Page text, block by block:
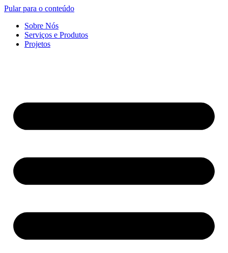
Pular para o conteúdo
Sobre Nós
Serviços e Produtos
Projetos